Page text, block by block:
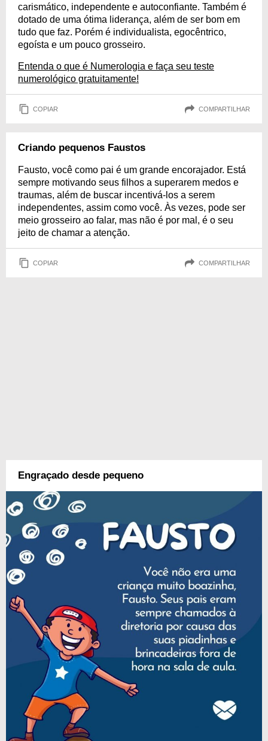
carismático, independente e autoconfiante. Também é
dotado de uma ótima liderança, além de ser bom em
tudo que faz. Porém é individualista, egocêntrico,
egoísta e um pouco grosseiro.
Entenda o que é Numerologia e faça seu teste
numerológico gratuitamente!
COPIAR COMPARTILHAR
Criando pequenos Faustos
Fausto, você como pai é um grande encorajador. Está
sempre motivando seus filhos a superarem medos e
traumas, além de buscar incentivá-los a serem
independentes, assim como você. Às vezes, pode ser
meio grosseiro ao falar, mas não é por mal, é o seu
jeito de chamar a atenção.
COPIAR COMPARTILHAR
Engraçado desde pequeno